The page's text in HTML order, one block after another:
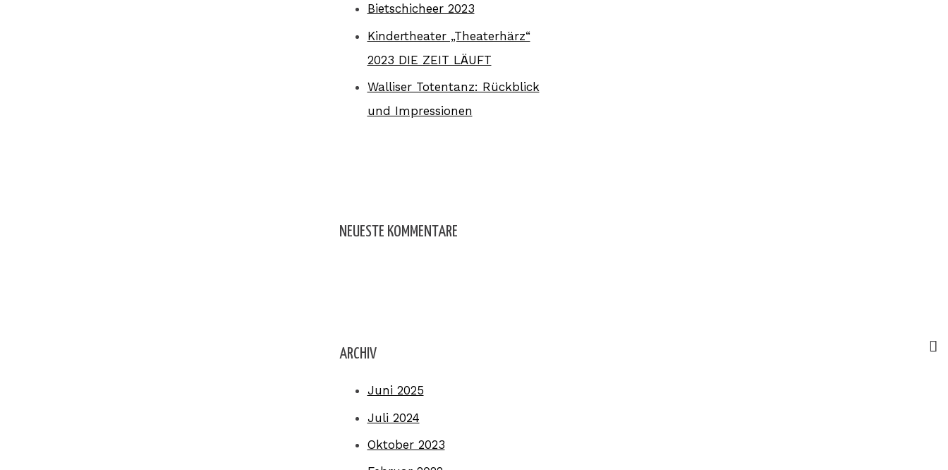
Bietschicheer 2023
Kindertheater „Theaterhärz“
2023 DIE ZEIT LÄUFT
Walliser Totentanz: Rückblick
und Impressionen
NEUESTE KOMMENTARE
ARCHIV
Juni 2025
Juli 2024
Oktober 2023